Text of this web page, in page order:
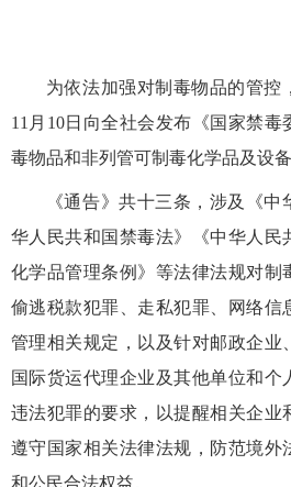
为依法加强对制毒物品的管控
11月10日向全社会发布《国家禁毒
毒物品和非列管可制毒化学品及设
《通告》共十三条，涉及《
华人民共和国禁毒法》《中华人民
化学品管理条例》等法律法规对制
偷逃税款犯罪、走私犯罪、网络信
管理相关规定，以及针对邮政企业
国际货运代理企业及其他单位和个
违法犯罪的要求，以提醒相关企业
遵守国家相关法律法规，防范境外